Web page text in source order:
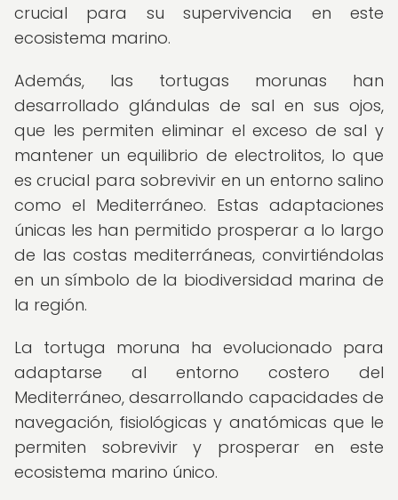
crucial para su supervivencia en este
ecosistema marino.
Además, las tortugas morunas han
desarrollado glándulas de sal en sus ojos,
que les permiten eliminar el exceso de sal y
mantener un equilibrio de electrolitos, lo que
es crucial para sobrevivir en un entorno salino
como el Mediterráneo. Estas adaptaciones
únicas les han permitido prosperar a lo largo
de las costas mediterráneas, convirtiéndolas
en un símbolo de la biodiversidad marina de
la región.
La tortuga moruna ha evolucionado para
adaptarse al entorno costero del
Mediterráneo, desarrollando capacidades de
navegación, fisiológicas y anatómicas que le
permiten sobrevivir y prosperar en este
ecosistema marino único.